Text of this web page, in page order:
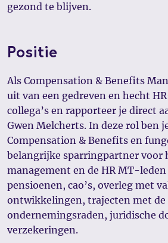
gezond te blijven.
Positie
Als Compensation & Benefits
uit van een gedreven en hecht
collega’s en rapporteer je direct
Gwen Melcherts. In deze rol ben
Compensation & Benefits en
belangrijke sparringpartner voor
management en de HR MT-leden
pensioenen, cao’s, overleg met
ontwikkelingen, trajecten met de
ondernemingsraden, juridische
verzekeringen.